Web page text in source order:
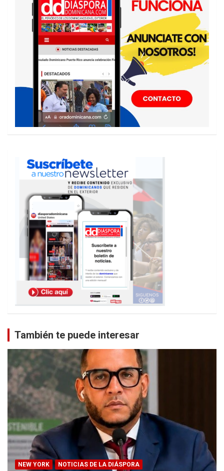
También te puede interesar
NEW YORK NOTICIAS DE LA DIÁSPORA